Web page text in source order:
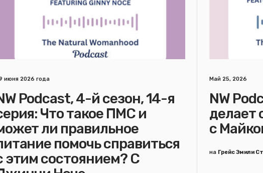
июня 2026 года
Podcast, 4-й сезон, 14-я
Что такое ПМС и
ли правильное
помочь справиться
этим состоянием? С
Май 25, 2026
NW
делает
с
на Грейс Эмили